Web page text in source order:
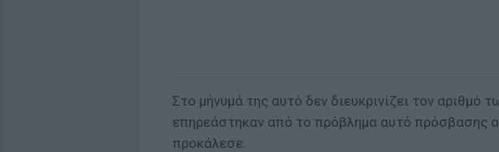
Στο μήνυμά της αυτό δεν διευκρινίζει τον αριθμό
επηρεάστηκαν από το πρόβλημα αυτό πρόσβασης
προκάλεσε.